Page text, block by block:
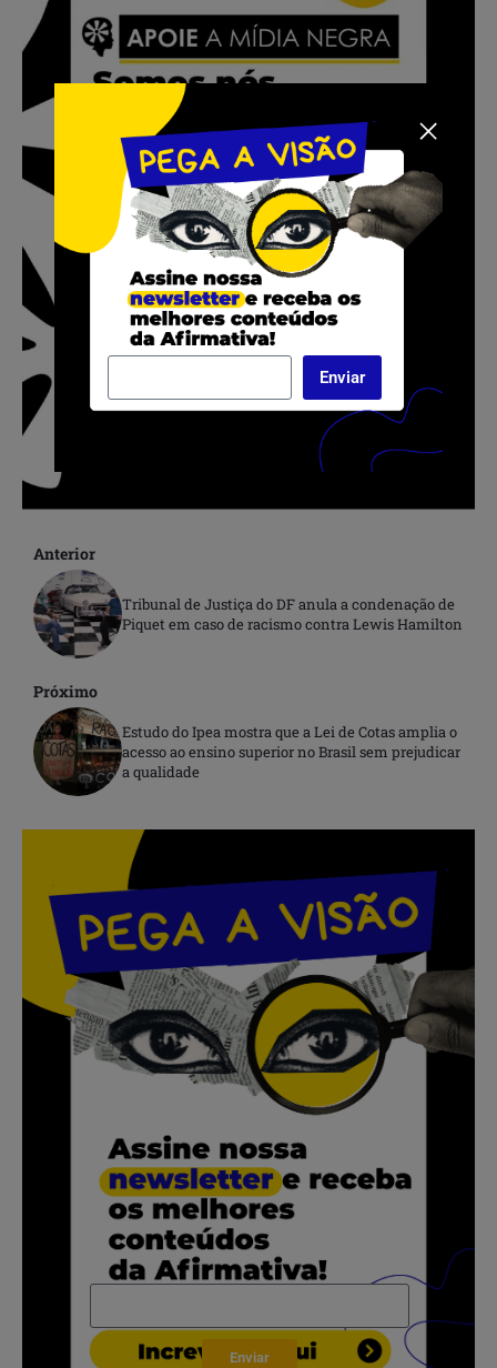
Anterior
Tribunal de Justiça do DF anula a condenação de
Piquet em caso de racismo contra Lewis Hamilton
Próximo
Estudo do Ipea mostra que a Lei de Cotas amplia o
acesso ao ensino superior no Brasil sem prejudicar
a qualidade
.
.
Enviar
Enviar